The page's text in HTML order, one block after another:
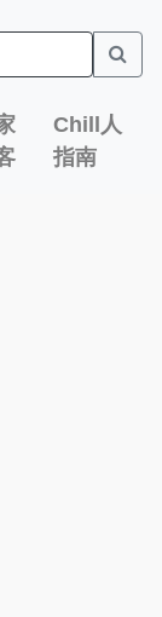
Chill人
指南